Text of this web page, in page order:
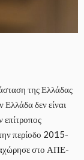
της Ελλάδας
Ελλάδα δεν είναι
επίτροπος
περίοδο 2015-
στο ΑΠΕ-